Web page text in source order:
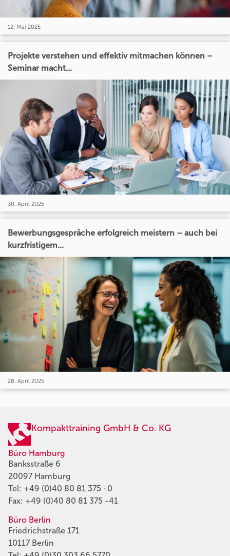
12. Mai 2025
Projekte verstehen und effektiv mitmachen können –
Seminar macht...
30. April 2025
Bewerbungsgespräche erfolgreich meistern – auch bei
kurzfristigem...
28. April 2025
Kompakttraining GmbH & Co. KG
Büro Hamburg
Banksstraße 6
20097 Hamburg
Tel: +49 (0)40 80 81 375 -0
Fax: +49 (0)40 80 81 375 -41
Büro Berlin
Friedrichstraße 171
10117 Berlin